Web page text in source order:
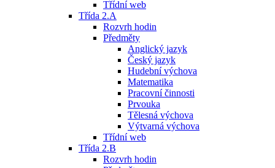
Třídní web
Třída 2.A
Rozvrh hodin
Předměty
Anglický jazyk
Český jazyk
Hudební výchova
Matematika
Pracovní činnosti
Prvouka
Tělesná výchova
Výtvarná výchova
Třídní web
Třída 2.B
Rozvrh hodin